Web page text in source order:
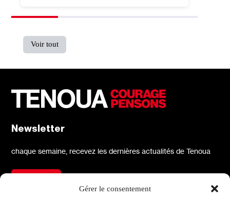
Gérer le consentement
Voir tout
Newsletter
chaque semaine, recevez les dernières actualités de Tenoua